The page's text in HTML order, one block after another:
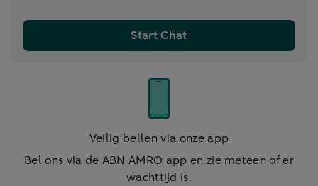
Start Chat
Veilig bellen via onze app
Bel ons via de ABN AMRO app en zie meteen of er
wachttijd is.